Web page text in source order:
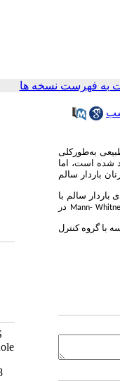
به فهرست نسخه ها
به‌طورکلی
‌شده است، اما
باردار سالم
باردار سالم با
Mann-
در
5/5 برابر افزایش بیان در مقایسه با گروه کنترل